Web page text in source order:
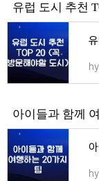
유럽 도시 추천
아이들과 함께